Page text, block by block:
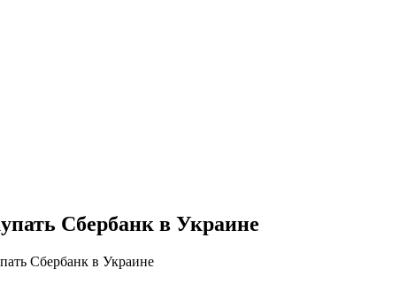
Сбербанк в Украине
Сбербанк в Украине